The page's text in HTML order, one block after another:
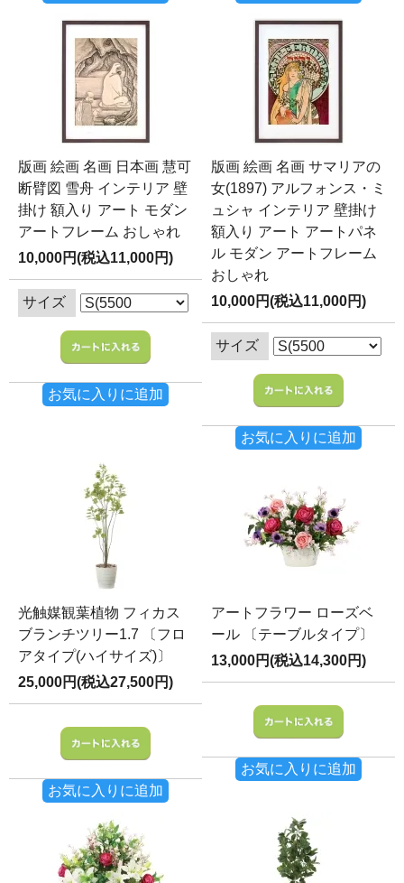
版画 絵画 名画 日本画 慧可
断臂図 雪舟 インテリア 壁
掛け 額入り アート モダン
アートフレーム おしゃれ
10,000円(税込11,000円)
サイズ
お気に入りに追加
版画 絵画 名画 サマリアの
女(1897) アルフォンス・ミ
ュシャ インテリア 壁掛け
額入り アート アートパネ
ル モダン アートフレーム
おしゃれ
10,000円(税込11,000円)
サイズ
お気に入りに追加
光触媒観葉植物 フィカス
ブランチツリー1.7 〔フロ
アタイプ(ハイサイズ)〕
25,000円(税込27,500円)
お気に入りに追加
アートフラワー ローズベ
ール 〔テーブルタイプ〕
13,000円(税込14,300円)
お気に入りに追加